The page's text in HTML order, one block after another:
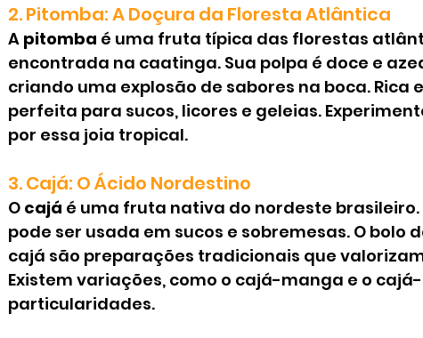
2. Pitomba: A Doçura da Floresta Atlântica
A pitomba é uma fruta típica das florestas
encontrada na caatinga. Sua polpa é doce e
criando uma explosão de sabores na boca. Rica
perfeita para sucos, licores e geleias.
por essa joia tropical.
3. Cajá: O Ácido Nordestino
O cajá é uma fruta nativa do nordeste brasileiro.
pode ser usada em sucos e sobremesas. O bolo
cajá são preparações tradicionais que
Existem variações, como o cajá-manga e o
particularidades.